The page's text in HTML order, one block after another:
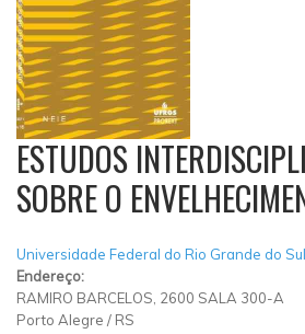
ESTUDOS
SOBRE O
Universidade Federal do Rio Grande do Sul
Endereço:
RAMIRO BARCELOS, 2600 SALA 300-A
Porto Alegre / RS